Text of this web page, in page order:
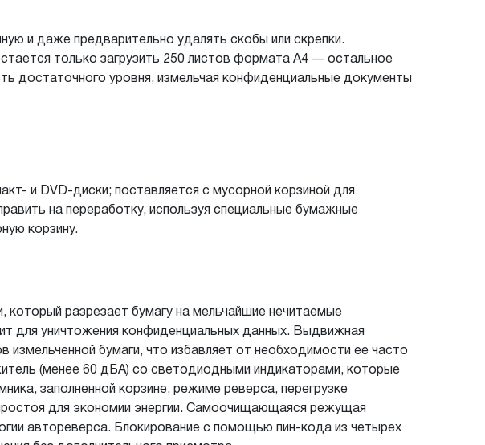
и даже предварительно удалять скобы или скрепки.
только загрузить 250 листов формата А4 — остальное
достаточного уровня, измельчая конфиденциальные документы
и DVD-диски; поставляется с мусорной корзиной для
на переработку, используя специальные бумажные
корзину.
разрезает бумагу на мельчайшие нечитаемые
для уничтожения конфиденциальных данных. Выдвижная
бумаги, что избавляет от необходимости ее часто
(менее 60 дБА) со светодиодными индикаторами, которые
заполненной корзине, режиме реверса, перегрузке
для экономии энергии. Самоочищающаяся режущая
автореверса. Блокирование с помощью пин-кода из четырех